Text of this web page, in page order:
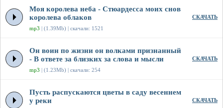
Моя королева неба - Стюардесса моих снов
королева облаков
mp3 | (1.39Mb) | скачали: 1521
СКАЧАТЬ
Он воин по жизни он волками признанный
- В ответе за близких за слова и мысли
mp3 | (1.23Mb) | скачали: 254
СКАЧАТЬ
Пусть распускаются цветы в саду весеннем
у реки
СКАЧАТЬ